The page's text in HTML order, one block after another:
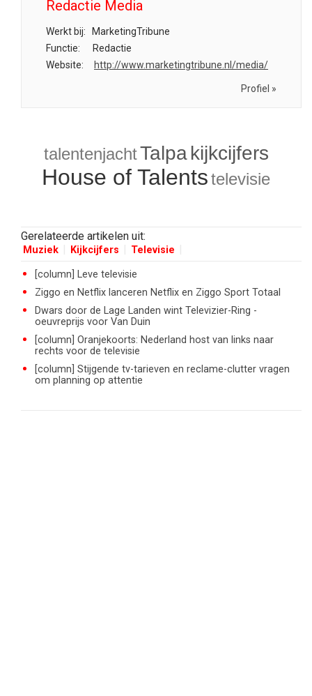
Redactie Media
Werkt bij:
MarketingTribune
Functie:
Redactie
Website:
http://www.marketingtribune.nl/media/
Profiel »
talentenjachtTalpa kijkcijfers
House of Talentstelevisie
Gerelateerde artikelen uit:
Muziek Kijkcijfers Televisie
[column] Leve televisie
Ziggo en Netflix lanceren Netflix en Ziggo Sport Totaal
Dwars door de Lage Landen wint Televizier-Ring -
oeuvreprijs voor Van Duin
[column] Oranjekoorts: Nederland host van links naar
rechts voor de televisie
[column] Stijgende tv-tarieven en reclame-clutter vragen
om planning op attentie